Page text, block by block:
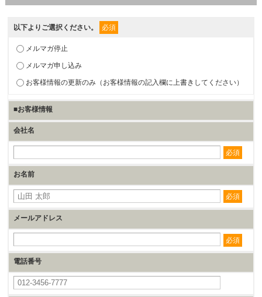
以下よりご選択ください。 必須
メルマガ停止
メルマガ申し込み
お客様情報の更新のみ（お客様情報の記入欄に上書きしてください）
■お客様情報
会社名
必須
お名前
必須
メールアドレス
必須
電話番号